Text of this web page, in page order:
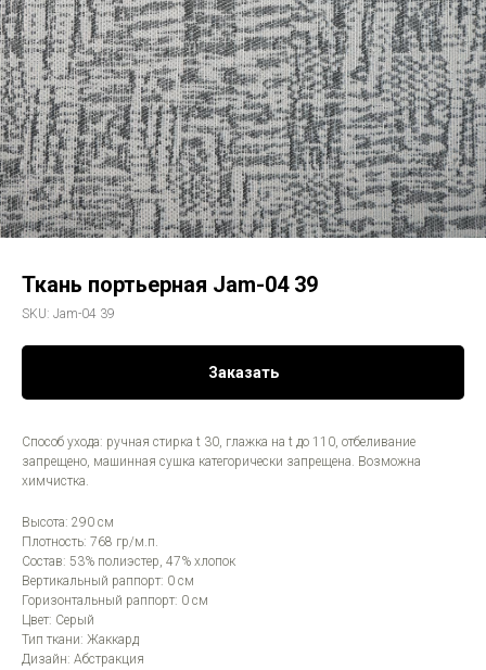
Ткань портьерная Jam-04 39
SKU: Jam-04 39
Заказать
Способ ухода: ручная стирка t 30, глажка на t до 110, отбеливание
запрещено, машинная сушка категорически запрещена. Возможна
химчистка.
Высота: 290 см
Плотность: 768 гр/м.п.
Состав: 53% полиэстер, 47% хлопок
Вертикальный раппорт: 0 см
Горизонтальный раппорт: 0 см
Цвет: Серый
Тип ткани: Жаккард
Дизайн: Абстракция